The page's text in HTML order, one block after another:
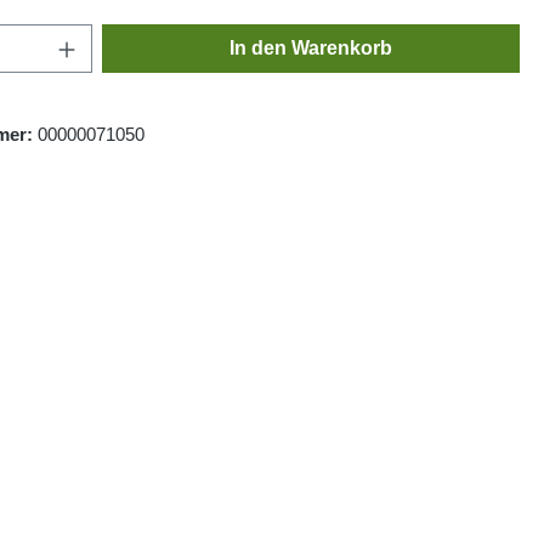
Anzahl: Gib den gewünschten Wert ein
In den Warenkorb
00000071050